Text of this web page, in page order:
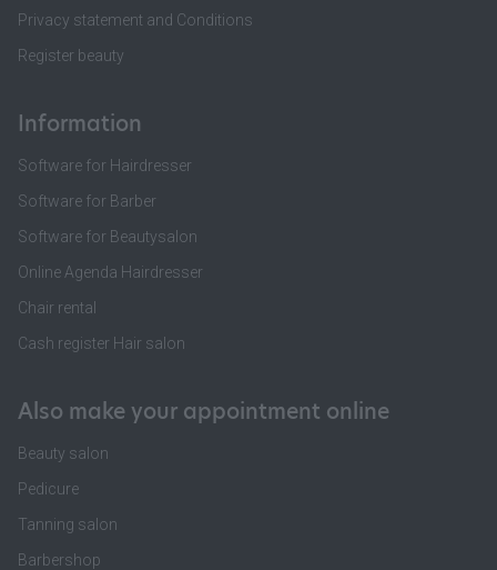
Privacy statement and Conditions
Register beauty
Information
Software for Hairdresser
Software for Barber
Software for Beautysalon
Online Agenda Hairdresser
Chair rental
Cash register Hair salon
Also make your appointment online
Beauty salon
Pedicure
Tanning salon
Barbershop